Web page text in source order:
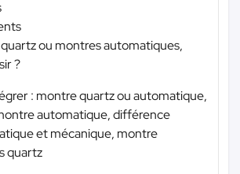
ou montres automatiques,
?
: montre quartz ou automatique,
automatique, différence
et mécanique, montre
quartz